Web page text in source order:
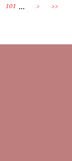
101 ... > >>